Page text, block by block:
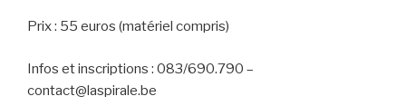
Prix : 55 euros (matériel compris)
Infos et inscriptions : 083/690.790 –
contact@laspirale.be